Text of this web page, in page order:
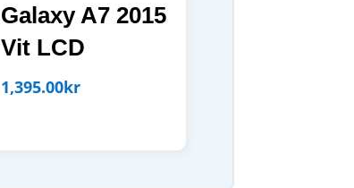
Galaxy A7 2015
Vit LCD
1,395.00kr